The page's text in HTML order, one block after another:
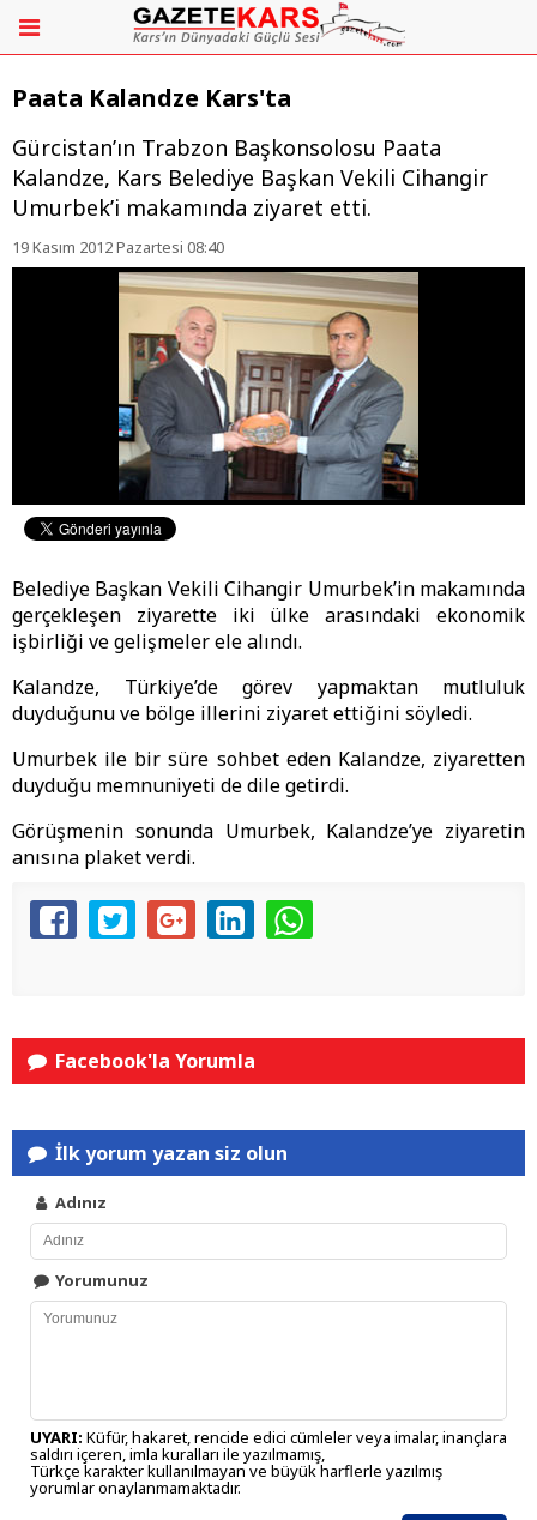
Paata Kalandze Kars'ta
Gürcistan’ın Trabzon Başkonsolosu Paata
Kalandze, Kars Belediye Başkan Vekili Cihangir
Umurbek’i makamında ziyaret etti.
19 Kasım 2012 Pazartesi 08:40
Belediye Başkan Vekili Cihangir Umurbek’in makamında
gerçekleşen ziyarette iki ülke arasındaki ekonomik
işbirliği ve gelişmeler ele alındı.
Kalandze, Türkiye’de görev yapmaktan mutluluk
duyduğunu ve bölge illerini ziyaret ettiğini söyledi.
Umurbek ile bir süre sohbet eden Kalandze, ziyaretten
duyduğu memnuniyeti de dile getirdi.
Görüşmenin sonunda Umurbek, Kalandze’ye ziyaretin
anısına plaket verdi.
Facebook'la Yorumla
İlk yorum yazan siz olun
Adınız
Yorumunuz
UYARI: Küfür, hakaret, rencide edici cümleler veya imalar, inançlara
saldırı içeren, imla kuralları ile yazılmamış,
Türkçe karakter kullanılmayan ve büyük harflerle yazılmış
yorumlar onaylanmamaktadır.